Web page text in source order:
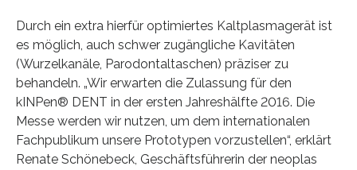
Durch ein extra hierfür optimiertes Kaltplasmagerät ist
es möglich, auch schwer zugängliche Kavitäten
(Wurzelkanäle, Parodontaltaschen) präziser zu
behandeln. „Wir erwarten die Zulassung für den
kINPen® DENT in der ersten Jahreshälfte 2016. Die
Messe werden wir nutzen, um dem internationalen
Fachpublikum unsere Prototypen vorzustellen“, erklärt
Renate Schönebeck, Geschäftsführerin der neoplas